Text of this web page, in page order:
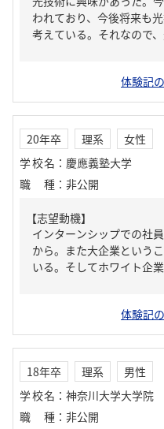
われており、今後将来も
考えている。それなので
体験記
20年卒 理系
女性
学校名 ： 慶應義塾大学
職種 ： 非公開
【志望動機】
インターンシップでの社
から。また大企業という
いる。そしてホワイト企
体験記
18年卒 理系
男性
学校名 ： 神奈川大学大学院
職種 ： 非公開